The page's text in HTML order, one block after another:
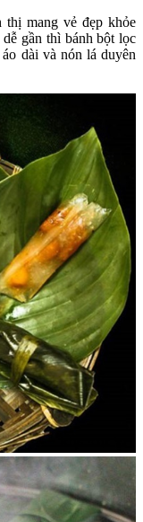
mang vẻ đẹp khỏe
gần thì bánh bột lọc
dài và nón lá duyên